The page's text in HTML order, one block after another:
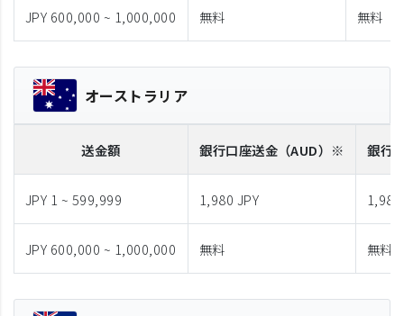
JPY 600,000 ~ 1,000,000 無料 無料
オーストラリア
送金額 銀行口座送金 （AUD）※ 銀行
JPY 1 ~ 599,999 1,980 JPY 1,980
JPY 600,000 ~ 1,000,000 無料 無料